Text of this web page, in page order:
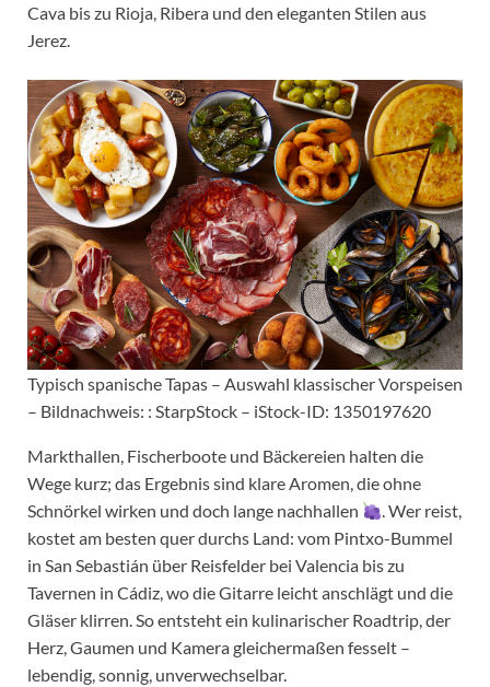
Cava bis zu Rioja, Ribera und den eleganten Stilen aus
Jerez.
Typisch spanische Tapas – Auswahl klassischer Vorspeisen
– Bildnachweis: : StarpStock – iStock-ID: 1350197620
Markthallen, Fischerboote und Bäckereien halten die
Wege kurz; das Ergebnis sind klare Aromen, die ohne
Schnörkel wirken und doch lange nachhallen
. Wer reist,
kostet am besten quer durchs Land: vom Pintxo-Bummel
in San Sebastián über Reisfelder bei Valencia bis zu
Tavernen in Cádiz, wo die Gitarre leicht anschlägt und die
Gläser klirren. So entsteht ein kulinarischer Roadtrip, der
Herz, Gaumen und Kamera gleichermaßen fesselt –
lebendig, sonnig, unverwechselbar.